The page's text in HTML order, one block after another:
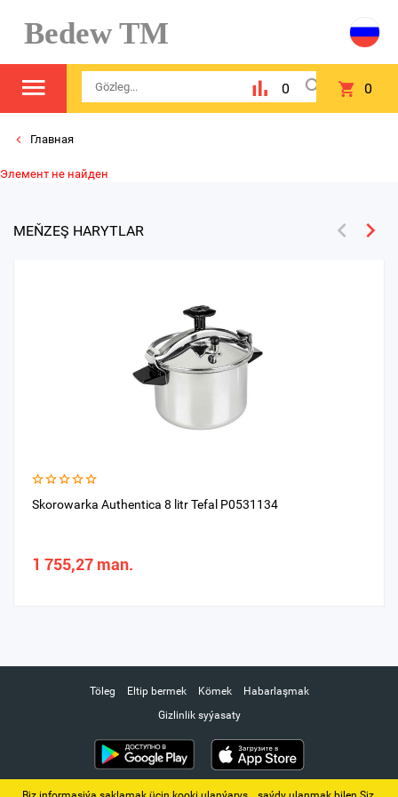
Bedew TM
0 0
Главная
Элемент не найден
MEŇZEŞ HARYTLAR
Skorowarka Authentica 8 litr Tefal P0531134
1 755,27 man.
Töleg Eltip bermek Kömek
Habarlaşmak
Gizlinlik syýasaty